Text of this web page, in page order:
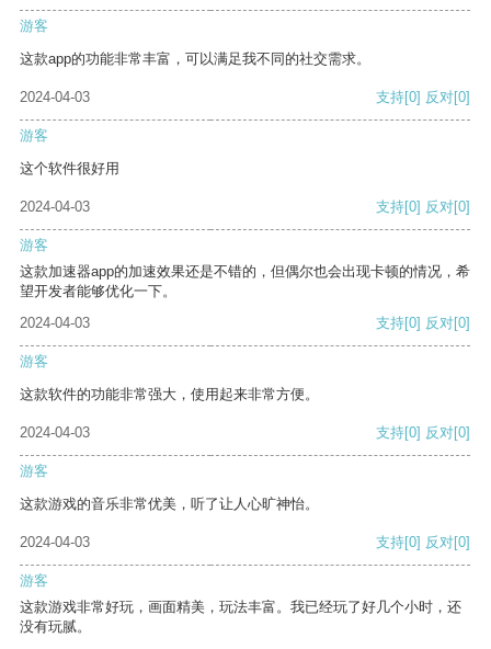
游客
这款app的功能非常丰富，可以满足我不同的社交需求。
2024-04-03 支持[0] 反对[0]
游客
这个软件很好用
2024-04-03 支持[0] 反对[0]
游客
这款加速器app的加速效果还是不错的，但偶尔也会出现卡顿的情况，希
望开发者能够优化一下。
2024-04-03
支持[0] 反对[0]
游客
这款软件的功能非常强大，使用起来非常方便。
2024-04-03 支持[0] 反对[0]
游客
这款游戏的音乐非常优美，听了让人心旷神怡。
2024-04-03 支持[0] 反对[0]
游客
这款游戏非常好玩，画面精美，玩法丰富。我已经玩了好几个小时，还
没有玩腻。